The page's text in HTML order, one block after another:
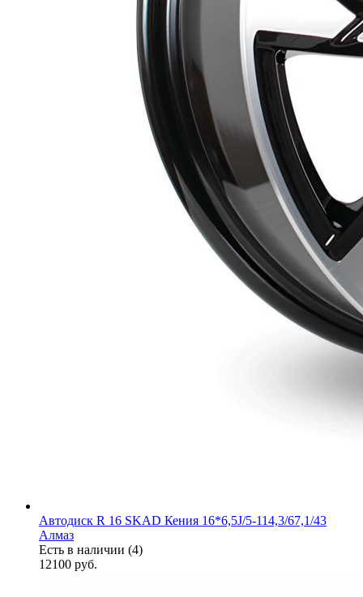
Автодиск R 16 SKAD Кения 16*6,5J/5-114,3/67,1/43
Алмаз
Есть в наличии (4)
12100 руб.